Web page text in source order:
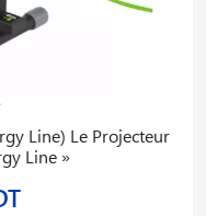
Line) Le Projecteur
Line »